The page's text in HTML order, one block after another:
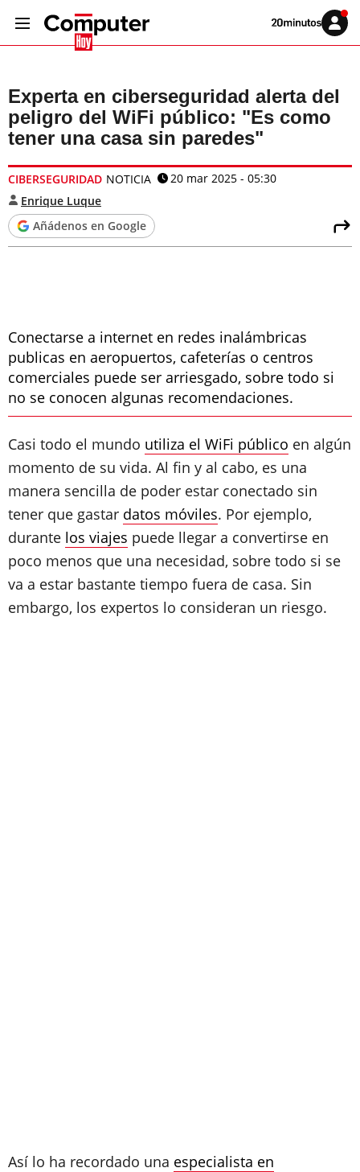
Volver
Iniciar
sesión
Experta en ciberseguridad alerta del
peligro del WiFi público: "Es como
tener una casa sin paredes"
CIBERSEGURIDAD NOTICIA
20 mar 2025 - 05:30
Enrique Luque
Añádenos en Google
Conectarse a internet en redes inalámbricas
publicas en aeropuertos, cafeterías o centros
comerciales puede ser arriesgado, sobre todo si
no se conocen algunas recomendaciones.
Casi todo el mundo utiliza el WiFi público en algún
momento de su vida. Al fin y al cabo, es una
manera sencilla de poder estar conectado sin
tener que gastar datos móviles. Por ejemplo,
durante los viajes puede llegar a convertirse en
poco menos que una necesidad, sobre todo si se
va a estar bastante tiempo fuera de casa. Sin
embargo, los expertos lo consideran un riesgo.
Así lo ha recordado una especialista en